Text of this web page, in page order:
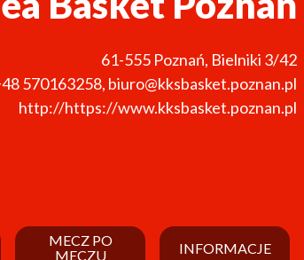
61-555 Poznań, Bielniki 3/42
570163258, biuro@kksbasket.poznan.pl
http://https://www.kksbasket.poznan.pl
MECZ PO
MECZU
INFORMACJE